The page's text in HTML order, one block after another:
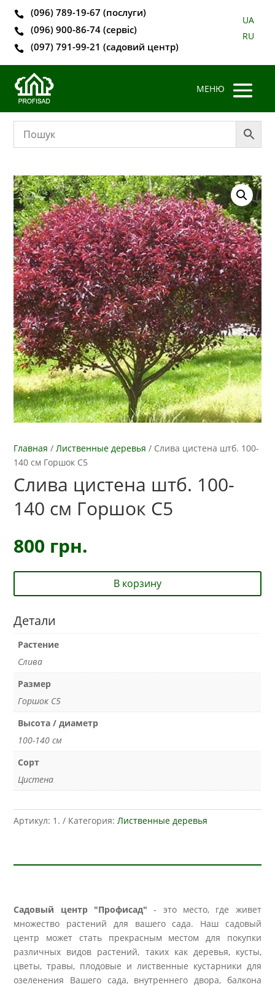
 (096) 789-19-67 (послуги)
 (096) 900-86-74 (сервіс)
 (097) 791-99-21 (садовий центр)
UA
RU
Главная /Лиственные деревья / Слива цистена штб. 100-
140 см Горшок С5
Слива цистена штб. 100-
140 см Горшок С5
800 грн.
В корзину
Детали
Растение
Слива
Размер
Горшок С5
Высота / диаметр
100-140 см
Сорт
Цистена
Артикул: 1. Категория: Лиственные деревья
Садовый центр "Профисад" - это место, где живет
множество растений для вашего сада. Наш садовый
центр может стать прекрасным местом для покупки
различных видов растений, таких как деревья, кусты,
цветы, травы, плодовые и лиственные кустарники для
озеленения Вашего сада, внутреннего двора, балкона